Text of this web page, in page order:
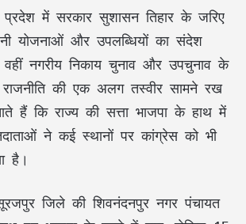
में सरकार सुशासन तिहार के जरिए
योजनाओं और उपलब्धियों का संदेश
नगरीय निकाय चुनाव और उपचुनाव के
की एक अलग तस्वीर सामने रख
हैं कि राज्य की सत्ता भाजपा के हाथ में
ने कई स्थानों पर कांग्रेस को भी
है।
जिले की शिवनंदनपुर नगर पंचायत